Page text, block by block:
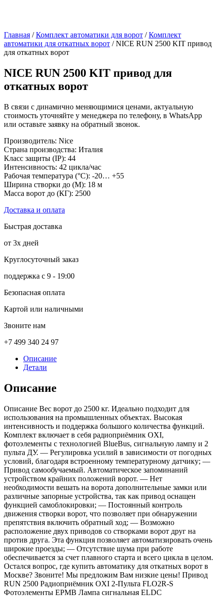
Главная /Комплект автоматики для ворот /Комплект
автоматики для откатных ворот / NICE RUN 2500 KIT привод
для откатных ворот
NICE RUN 2500 KIT привод для
откатных ворот
В связи с динамично меняющимися ценами, актуальную
стоимость уточняйте у менеджера по телефону, в WhatsApp
или оставьте заявку на обратный звонок.
Производитель: Nice
Страна производства: Италия
Класс защиты (IP): 44
Интенсивность: 42 цикла/час
Рабочая температура (°C): -20… +55
Ширина створки до (М): 18 м
Масса ворот до (КГ): 2500
Доставка и оплата
Быстрая доставка
от 3х дней
Круглосуточный заказ
поддержка с 9 - 19:00
Безопасная оплата
Картой или наличными
Звоните нам
+7 499 340 24 97
Описание
Детали
Описание
Описание Вес ворот до 2500 кг. Идеально подходит для
использования на промышленных объектах. Высокая
интенсивность и поддержка большого количества функций.
Комплект включает в себя радиоприёмник OXI,
фотоэлементы с технологией BlueBus, сигнальную лампу и 2
пульта ДУ. — Регулировка усилий в зависимости от погодных
условий, благодаря встроенному температурному датчику; —
Привод самообучаемый. Автоматическое запоминаний
устройством крайних положений ворот. — Нет
необходимости вешать на ворота дополнительные замки или
различные запорные устройства, так как привод оснащен
функцией самоблокировки; — Постоянный контроль
движения створки ворот, что позволяет при обнаружении
препятствия включить обратный ход; — Возможно
расположение двух приводов со створками ворот друг на
против друга. Эта функция позволяет автоматизировать очень
широкие проезды; — Отсутствие шума при работе
обеспечивается за счет плавного старта и всего цикла в целом.
Остался вопрос, где купить автоматику для откатных ворот в
Москве? Звоните! Мы предложим Вам низкие цены! Привод
RUN 2500 Радиоприёмник OXI 2-Пульта FLO2R-S
Фотоэлементы EPMB Лампа сигнальная ELDC